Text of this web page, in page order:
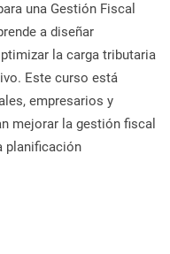
una Gestión Fiscal
a diseñar
la carga tributaria
Este curso está
empresarios y
mejorar la gestión fiscal
planificación